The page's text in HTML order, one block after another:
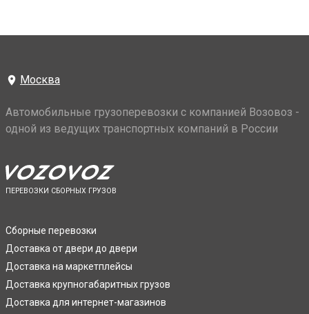
Москва
Автомобильные грузоперевозки с компанией Возовоз -
одной из ведущих транспортных компаний в России
ПЕРЕВОЗКИ СБОРНЫХ ГРУЗОВ
Сборные перевозки
Доставка от двери до двери
Доставка на маркетплейсы
Доставка крупногабаритных грузов
Доставка для интернет-магазинов